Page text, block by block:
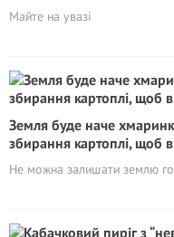
Майте на увазі
Земля буде наче
збирання картоплі, щоб
Не можна залишати землю